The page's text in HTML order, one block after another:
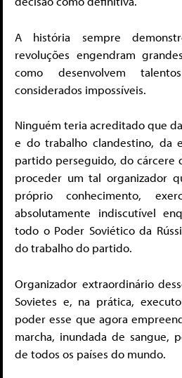
A história sempre
revoluções engendram
como desenvolvem
considerados impossíveis.
Ninguém teria acreditado que
e do trabalho clandestino, da
partido perseguido, do cárcere
proceder um tal organizador
próprio conhecimento,
absolutamente indiscutível
todo o Poder Soviético da
do trabalho do partido.
Organizador extraordinário
Sovietes e, na prática,
poder esse que agora
marcha, inundada de sangue,
de todos os países do mundo.